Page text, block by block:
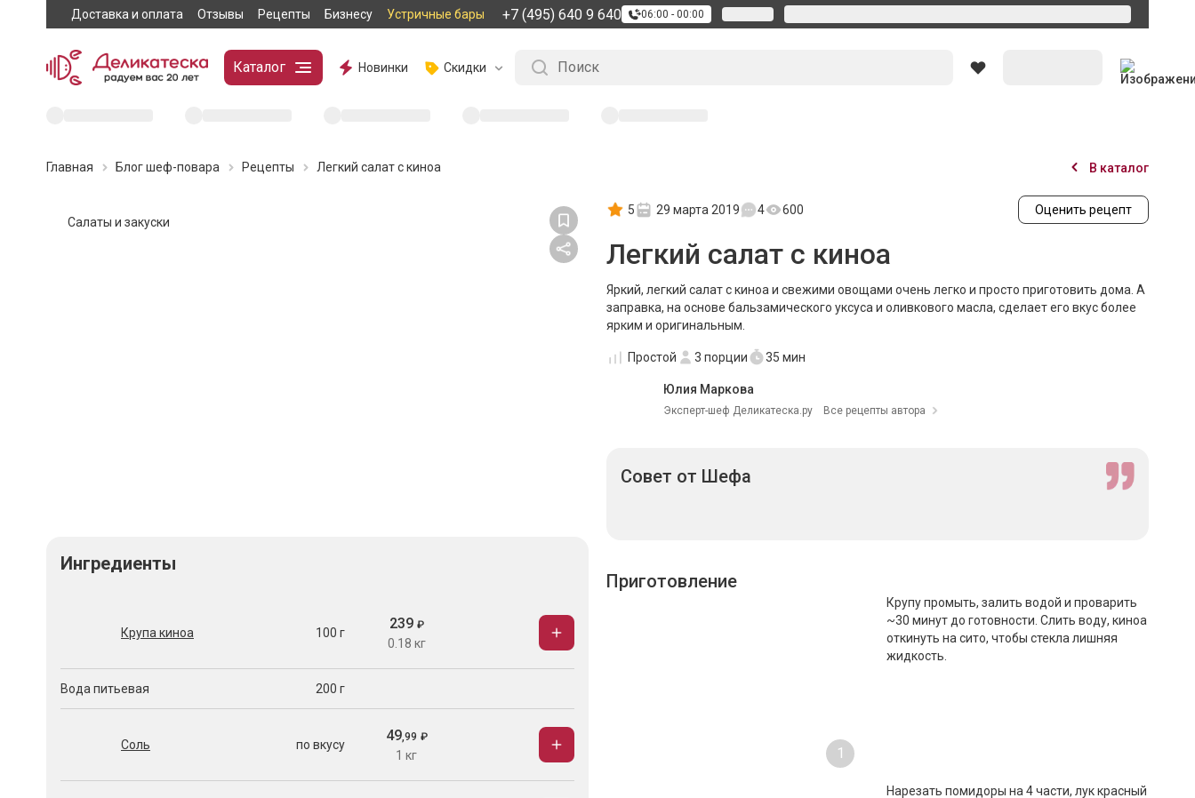
Доставка и оплата Отзывы Рецепты Бизнесу Устричные бары +7 (495) 640 9 640 06:00 - 00:00
Каталог Новинки Скидки
Главная Блог шеф-повара Рецепты Легкий салат с киноа В каталог
Салаты и закуски
Ингредиенты
Крупа киноа 100 г
239 ₽
0.18 кг
Вода питьевая 200 г
Соль по вкусу
49,99 ₽
1 кг
5 29 марта 2019 4 600 Оценить рецепт
Легкий салат с киноа
Яркий, легкий салат с киноа и свежими овощами очень легко и просто приготовить дома. А
заправка, на основе бальзамического уксуса и оливкового масла, сделает его вкус более
ярким и оригинальным.
Простой 3 порции 35 мин
Юлия Маркова
Эксперт-шеф Деликатеска.ру Все рецепты автора
Совет от Шефа
жидкость.